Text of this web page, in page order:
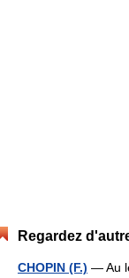
Regardez
CHOPIN (F.) — Au